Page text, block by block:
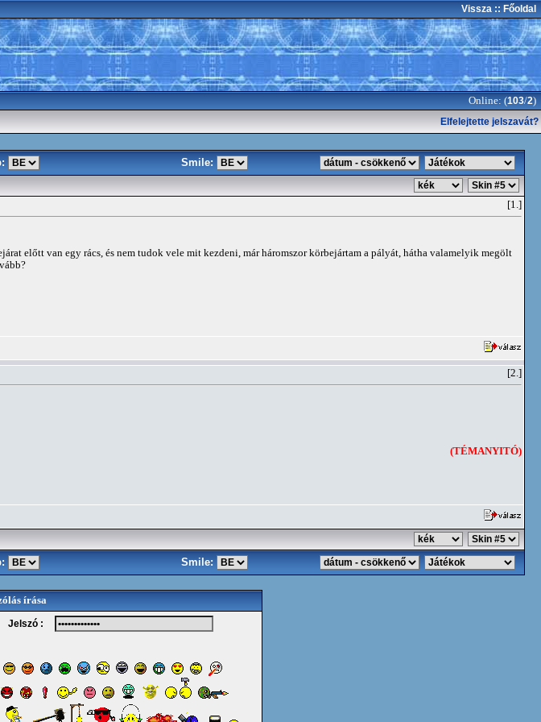
Vissza :: Főoldal
Online: (103/2)
Elfelejtette jelszavát?
Smile:
[1.]
előtt van egy rács, és nem tudok vele mit kezdeni, már háromszor körbejártam a pályát, hátha valamelyik megölt
[2.]
(TÉMANYITÓ)
Smile:
írása
Jelszó :